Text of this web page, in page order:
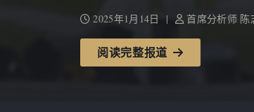
2025年1月14日 | 首席分析师
阅读完整报道